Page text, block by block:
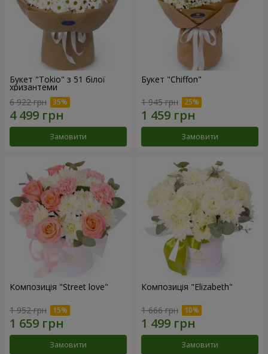
Букет "Tokio" з 51 білої
хризантеми
6 922 грн
Замовити
Букет "Chiffon"
1 945 грн
Замовити
Композиція "Street love"
1 952 грн
Замовити
Композиція "Elizabeth"
1 666 грн
Замовити